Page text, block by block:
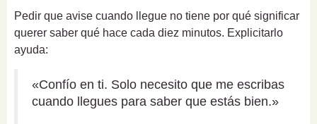
Pedir que avise cuando llegue no tiene por qué significar
querer saber qué hace cada diez minutos. Explicitarlo
ayuda:
«Confío en ti. Solo necesito que me escribas
cuando llegues para saber que estás bien.»